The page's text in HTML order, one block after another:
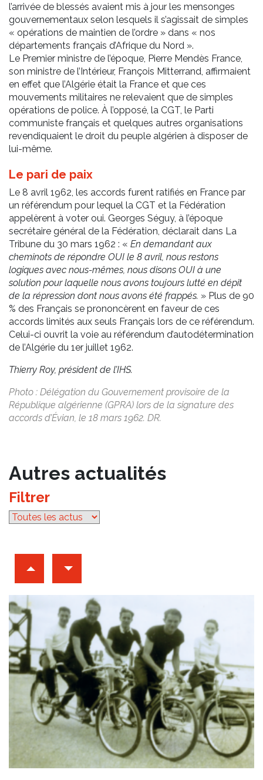
l’arrivée de blessés avaient mis à jour les mensonges
gouvernementaux selon lesquels il s’agissait de simples
« opérations de maintien de l’ordre » dans « nos
départements français d’Afrique du Nord ».
Le Premier ministre de l’époque, Pierre Mendès France,
son ministre de l’Intérieur, François Mitterrand, affirmaient
en effet que l’Algérie était la France et que ces
mouvements militaires ne relevaient que de simples
opérations de police. À l’opposé, la CGT, le Parti
communiste français et quelques autres organisations
revendiquaient le droit du peuple algérien à disposer de
lui-même.
Le pari de paix
Le 8 avril 1962, les accords furent ratifiés en France par
un référendum pour lequel la CGT et la Fédération
appelèrent à voter oui. Georges Séguy, à l’époque
secrétaire général de la Fédération, déclarait dans La
Tribune du 30 mars 1962 : « En demandant aux
cheminots de répondre OUI le 8 avril, nous restons
logiques avec nous-mêmes, nous disons OUI à une
solution pour laquelle nous avons toujours lutté en dépit
de la répression dont nous avons été frappés. » Plus de 90
% des Français se prononcèrent en faveur de ces
accords limités aux seuls Français lors de ce référendum.
Celui-ci ouvrit la voie au référendum d’autodétermination
de l’Algérie du 1er juillet 1962.
Thierry Roy, président de l’IHS.
Photo : Délégation du Gouvernement provisoire de la
République algérienne (GPRA) lors de la signature des
accords d’Évian, le 18 mars 1962. DR.
Autres actualités
Filtrer
Archives d'articles